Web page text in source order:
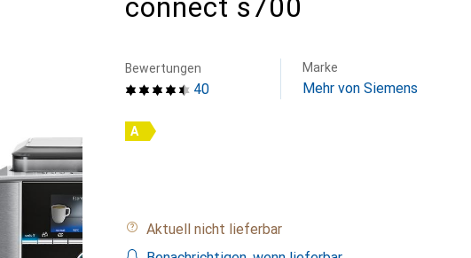
connect s700
40
Bewertungen Marke
Mehr von Siemens
A
Aktuell nicht lieferbar